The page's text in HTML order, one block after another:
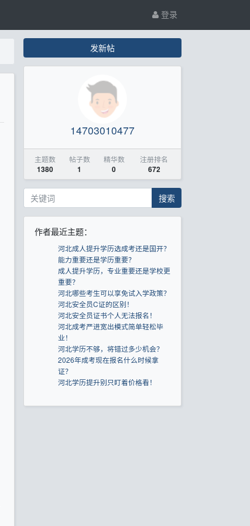
登录
发新帖
14703010477
主题数
1380
帖子数
1
精华数
0
注册排名
672
搜索
作者最近主题：
河北成人提升学历选成考还是国开？
能力重要还是学历重要？
成人提升学历，专业重要还是学校更
重要？
河北哪些考生可以享免试入学政策？
河北安全员C证的区别！
河北安全员证书个人无法报名！
河北成考严进宽出模式简单轻松毕
业！
河北学历不够，将错过多少机会？
2026年成考现在报名什么时候拿
证？
河北学历提升别只盯着价格看！